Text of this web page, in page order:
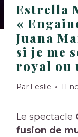
Estrella
«
Juana
si je me
royal ou
Par Leslie 11
Le spectacle
fusion de